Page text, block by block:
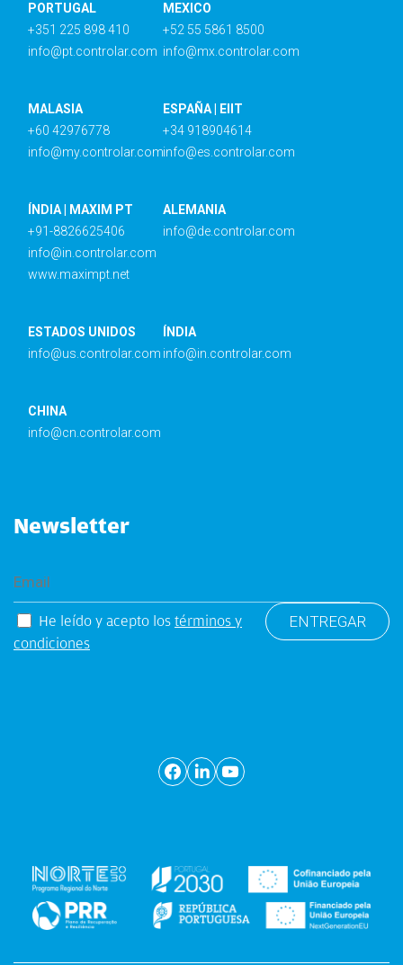
PORTUGAL
+351 225 898 410
info@pt.controlar.com
MEXICO
+52 55 5861 8500
info@mx.controlar.com
MALASIA
+60 42976778
info@my.controlar.com
ESPAÑA | EIIT
+34 918904614
info@es.controlar.com
ÍNDIA | MAXIM PT
+91-8826625406
info@in.controlar.com
www.maximpt.net
ALEMANIA
info@de.controlar.com
ESTADOS UNIDOS
info@us.controlar.com
ÍNDIA
info@in.controlar.com
CHINA
info@cn.controlar.com
Newsletter
He leído y acepto los términos y
condiciones